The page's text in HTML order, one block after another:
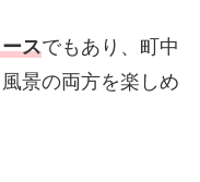
スでもあり、町中
景の両方を楽しめ